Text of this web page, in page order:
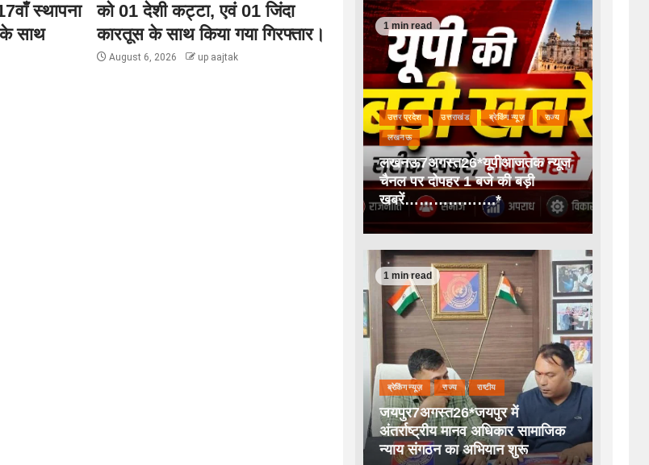
स्थापना
के साथ
को 01 देशी कट्टा, एवं 01 जिंदा
कारतूस के साथ किया गया गिरफ्तार।
August 6, 2026 up aajtak
1 min read
उत्तर प्रदेश उत्तराखंड ब्रेकिंग न्यूज़ राज्य
लखनऊ
लखनऊ7अगस्त26*यूपीआजतक न्यूज
चैनल पर दोपहर 1 बजे की बड़ी
खबरें……………….*
1 min read
ब्रेकिंग न्यूज़ राज्य राष्टीय
जयपुर7अगस्त26*जयपुर में
अंतर्राष्ट्रीय मानव अधिकार सामाजिक
न्याय संगठन का अभियान शुरू